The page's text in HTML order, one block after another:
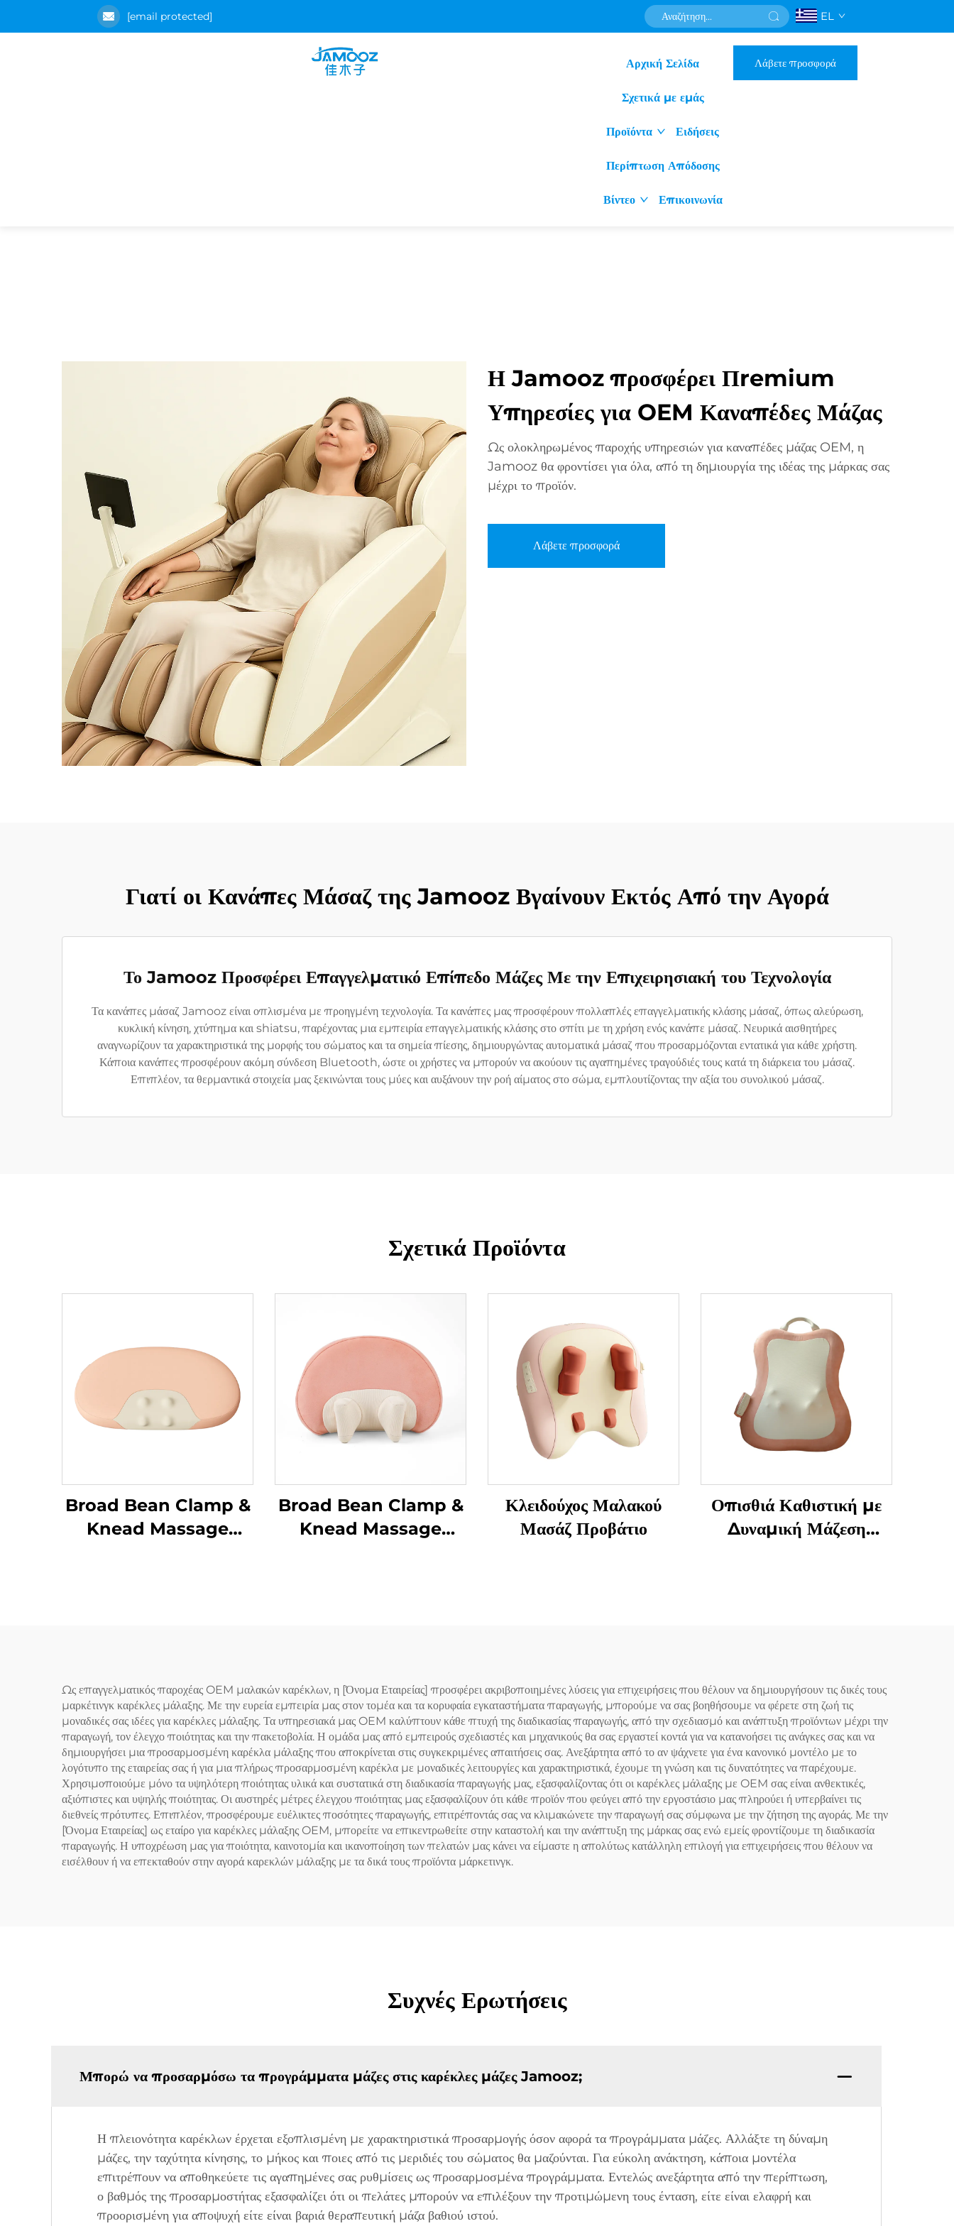
[email protected] EL
Αρχική Σελίδα
Σχετικά με εμάς
Προϊόντα Ειδήσεις
Περίπτωση Απόδοσης
Βίντεο Επικοινωνία
Λάβετε προσφορά
Η Jamooz προσφέρει Πremium
Υπηρεσίες για OEM Καναπέδες Μάζας
Ως ολοκληρωμένος παροχής υπηρεσιών για καναπέδες μάζας OEM, η
Jamooz θα φροντίσει για όλα, από τη δημιουργία της ιδέας της μάρκας σας
μέχρι το προϊόν.
Λάβετε προσφορά
Γιατί οι Κανάπες Μάσαζ της Jamooz Βγαίνουν Εκτός Από την Αγορά
Το Jamooz Προσφέρει Επαγγελματικό Επίπεδο Μάζες Με την Επιχειρησιακή του Τεχνολογία
Τα κανάπες μάσαζ Jamooz είναι οπλισμένα με προηγμένη τεχνολογία. Τα κανάπες μας προσφέρουν πολλαπλές επαγγελματικής κλάσης μάσαζ, όπως αλεύρωση,
κυκλική κίνηση, χτύπημα και shiatsu, παρέχοντας μια εμπειρία επαγγελματικής κλάσης στο σπίτι με τη χρήση ενός κανάπε μάσαζ. Νευρικά αισθητήρες
αναγνωρίζουν τα χαρακτηριστικά της μορφής του σώματος και τα σημεία πίεσης, δημιουργώντας αυτοματικά μάσαζ που προσαρμόζονται εντατικά για κάθε χρήστη.
Κάποια κανάπες προσφέρουν ακόμη σύνδεση Bluetooth, ώστε οι χρήστες να μπορούν να ακούουν τις αγαπημένες τραγούδιές τους κατά τη διάρκεια του μάσαζ.
Επιπλέον, τα θερμαντικά στοιχεία μας ξεκινώνται τους μύες και αυξάνουν την ροή αίματος στο σώμα, εμπλουτίζοντας την αξία του συνολικού μάσαζ.
Σχετικά Προϊόντα
Broad Bean Clamp &
Knead Massage
Broad Bean Clamp &
Knead Massage
Κλειδούχος Μαλακού
Μασάζ Προβάτιο
Οπισθιά Καθιστική με
Δυναμική Μάζεση
Ως επαγγελματικός παροχέας OEM μαλακών καρέκλων, η [Όνομα Εταιρείας] προσφέρει ακριβοποιημένες λύσεις για επιχειρήσεις που θέλουν να δημιουργήσουν τις δικές τους
μαρκέτινγκ καρέκλες μάλαξης. Με την ευρεία εμπειρία μας στον τομέα και τα κορυφαία εγκαταστήματα παραγωγής, μπορούμε να σας βοηθήσουμε να φέρετε στη ζωή τις
μοναδικές σας ιδέες για καρέκλες μάλαξης. Τα υπηρεσιακά μας OEM καλύπτουν κάθε πτυχή της διαδικασίας παραγωγής, από την σχεδιασμό και ανάπτυξη προϊόντων μέχρι την
παραγωγή, τον έλεγχο ποιότητας και την πακετοβολία. Η ομάδα μας από εμπειρούς σχεδιαστές και μηχανικούς θα σας εργαστεί κοντά για να κατανοήσει τις ανάγκες σας και να
δημιουργήσει μια προσαρμοσμένη καρέκλα μάλαξης που αποκρίνεται στις συγκεκριμένες απαιτήσεις σας. Ανεξάρτητα από το αν ψάχνετε για ένα κανονικό μοντέλο με το
λογότυπο της εταιρείας σας ή για μια πλήρως προσαρμοσμένη καρέκλα με μοναδικές λειτουργίες και χαρακτηριστικά, έχουμε τη γνώση και τις δυνατότητες να παρέχουμε.
Χρησιμοποιούμε μόνο τα υψηλότερη ποιότητας υλικά και συστατικά στη διαδικασία παραγωγής μας, εξασφαλίζοντας ότι οι καρέκλες μάλαξης με OEM σας είναι ανθεκτικές,
αξιόπιστες και υψηλής ποιότητας. Οι αυστηρές μέτρες έλεγχου ποιότητας μας εξασφαλίζουν ότι κάθε προϊόν που φεύγει από την εργοστάσιο μας πληρούει ή υπερβαίνει τις
διεθνείς πρότυπες. Επιπλέον, προσφέρουμε ευέλικτες ποσότητες παραγωγής, επιτρέποντάς σας να κλιμακώνετε την παραγωγή σας σύμφωνα με την ζήτηση της αγοράς. Με την
[Όνομα Εταιρείας] ως εταίρο για καρέκλες μάλαξης OEM, μπορείτε να επικεντρωθείτε στην καταστολή και την ανάπτυξη της μάρκας σας ενώ εμείς φροντίζουμε τη διαδικασία
παραγωγής. Η υποχρέωση μας για ποιότητα, καινοτομία και ικανοποίηση των πελατών μας κάνει να είμαστε η απολύτως κατάλληλη επιλογή για επιχειρήσεις που θέλουν να
εισέλθουν ή να επεκταθούν στην αγορά καρεκλών μάλαξης με τα δικά τους προϊόντα μάρκετινγκ.
Συχνές Ερωτήσεις
Μπορώ να προσαρμόσω τα προγράμματα μάζες στις καρέκλες μάζες Jamooz;
Η πλειονότητα καρέκλων έρχεται εξοπλισμένη με χαρακτηριστικά προσαρμογής όσον αφορά τα προγράμματα μάζες. Αλλάξτε τη δύναμη
μάζες, την ταχύτητα κίνησης, το μήκος και ποιες από τις μεριδιές του σώματος θα μαζούνται. Για εύκολη ανάκτηση, κάποια μοντέλα
επιτρέπουν να αποθηκεύετε τις αγαπημένες σας ρυθμίσεις ως προσαρμοσμένα προγράμματα. Εντελώς ανεξάρτητα από την περίπτωση,
ο βαθμός της προσαρμοστήτας εξασφαλίζει ότι οι πελάτες μπορούν να επιλέξουν την προτιμώμενη τους ένταση, είτε είναι ελαφρή και
προορισμένη για αποψυχή είτε είναι βαριά θεραπευτική μάζα βαθιού ιστού.